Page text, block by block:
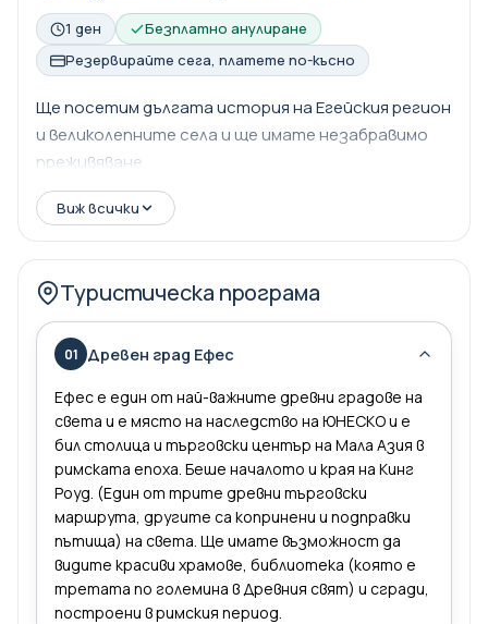
1 ден
Безплатно анулиране
Резервирайте сега, платете по-късно
Ще посетим дългата история на Егейския регион
и великолепните села и ще имате незабравимо
преживяване.
Виж всички
Туристическа програма
01 Древен град Ефес
Ефес е един от най-важните древни градове на
света и е място на наследство на ЮНЕСКО и е
бил столица и търговски център на Мала Азия в
римската епоха. Беше началото и края на Кинг
Роуд. (Един от трите древни търговски
маршрута, другите са копринени и подправки
пътища) на света. Ще имате възможност да
видите красиви храмове, библиотека (която е
третата по големина в Древния свят) и сгради,
построени в римския период.